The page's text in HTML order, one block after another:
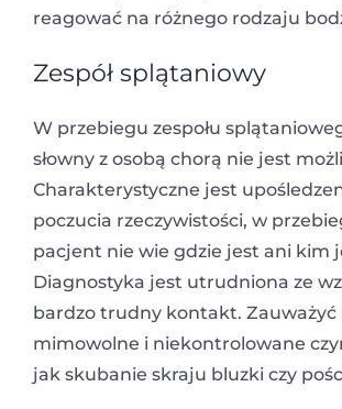
reagować na różnego rodzaju
Zespół splątaniowy
W przebiegu zespołu
słowny z osobą chorą nie jest
Charakterystyczne jest
poczucia rzeczywistości, w
pacjent nie wie gdzie jest ani kim
Diagnostyka jest utrudniona ze
bardzo trudny kontakt. Zauważyć
mimowolne i niekontrolowane
jak skubanie skraju bluzki czy